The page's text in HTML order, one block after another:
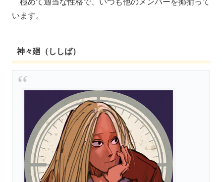
います。
神々廻（ししば）